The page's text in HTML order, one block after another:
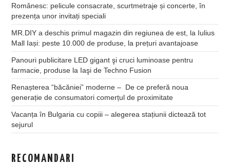
Românesc: pelicule consacrate, scurtmetraje și concerte, în
prezența unor invitați speciali
MR.DIY a deschis primul magazin din regiunea de est, la Iulius
Mall Iași: peste 10.000 de produse, la prețuri avantajoase
Panouri publicitare LED gigant şi cruci luminoase pentru
farmacie, produse la Iaşi de Techno Fusion
Renașterea “băcăniei” moderne – De ce preferă noua
generație de consumatori comerțul de proximitate
Vacanța în Bulgaria cu copiii – alegerea stațiunii dictează tot
sejurul
RECOMANDARI